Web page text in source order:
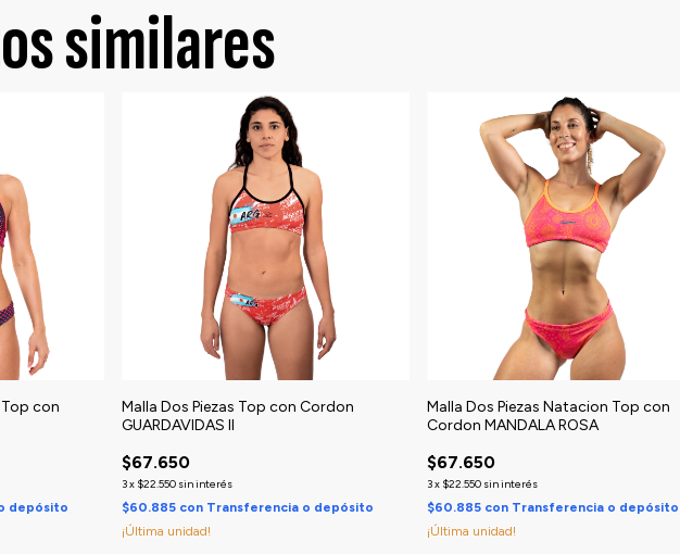
similares
con
depósito
Malla Dos Piezas Top con Cordon
GUARDAVIDAS II
$67.650
3x $22.550 sin interés
$60.885 con Transferencia o depósito
¡Última unidad!
Malla Dos Piezas Natacion Top con
Cordon MANDALA ROSA
$67.650
3x $22.550 sin interés
$60.885 con Transferencia o depósito
¡Última unidad!